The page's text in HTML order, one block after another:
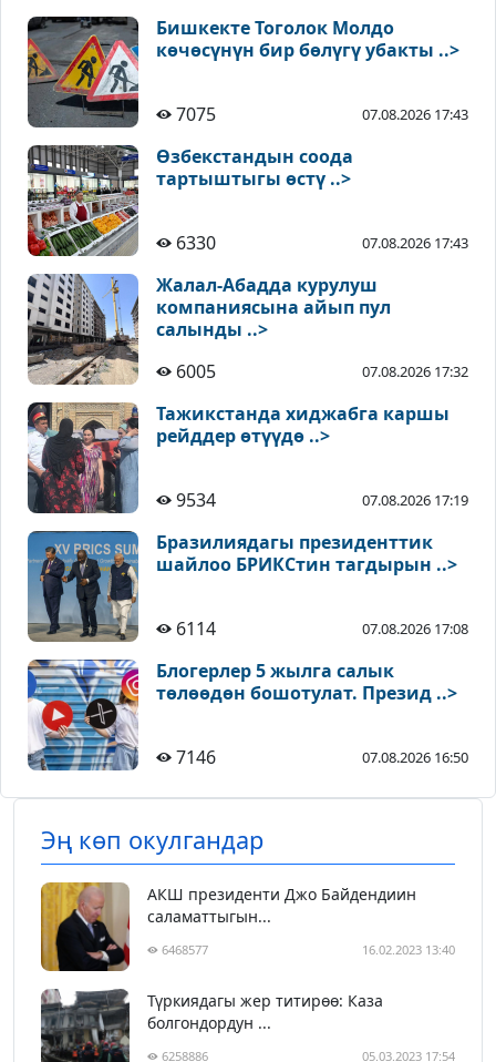
Бишкекте Тоголок Молдо
көчөсүнүн бир бөлүгү убакты ..>
7075 07.08.2026 17:43
Өзбекстандын соода
тартыштыгы өстү ..>
6330 07.08.2026 17:43
Жалал-Абадда курулуш
компаниясына айып пул
салынды ..>
6005
07.08.2026 17:32
Тажикстанда хиджабга каршы
рейддер өтүүдө ..>
9534 07.08.2026 17:19
Бразилиядагы президенттик
шайлоо БРИКСтин тагдырын ..>
6114 07.08.2026 17:08
Блогерлер 5 жылга салык
төлөөдөн бошотулат. Презид ..>
7146 07.08.2026 16:50
Эң көп окулгандар
АКШ президенти Джо Байдендиин
саламаттыгын...
6468577 16.02.2023 13:40
Түркиядагы жер титирөө: Каза
болгондордун ...
6258886 05.03.2023 17:54